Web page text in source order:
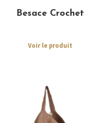
Besace Crochet
Voir le produit